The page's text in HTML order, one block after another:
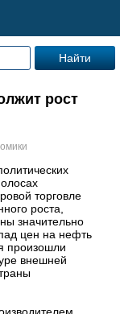
рост
торговле
роста,
значительно
цен на нефть
произошли
внешней